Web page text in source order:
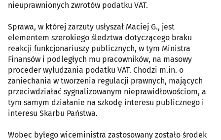
nieuprawnionych zwrotów podatku VAT.
Sprawa, w której zarzuty usłyszał Maciej G., jest
elementem szerokiego śledztwa dotyczącego braku
reakcji funkcjonariuszy publicznych, w tym Ministra
Finansów i podległych mu pracowników, na masowy
proceder wyłudzania podatku VAT. Chodzi m.in. o
zaniechania w tworzenia regulacji prawnych, mających
przeciwdziałać sygnalizowanym nieprawidłowościom, a
tym samym działanie na szkodę interesu publicznego i
interesu Skarbu Państwa.
Wobec byłego wiceministra zastosowany zostało środek